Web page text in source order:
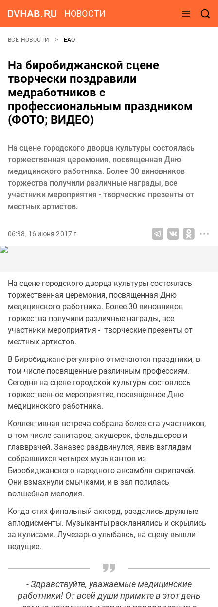
НОВОСТИ
ВСЕ НОВОСТИ ЕАО
На биробиджанской сцене
творчески поздравили
медработников с
профессиональным праздником
(ФОТО; ВИДЕО)
На сцене городского дворца культуры состоялась
торжественная церемония, посвященная Дню
медицинского работника. Более 30 виновников
торжества получили различные награды, все
участники мероприятия - творческие презенты от
местных артистов.
06:38, 16 июня 2017 г.
На сцене городского дворца культуры состоялась
торжественная церемония, посвященная Дню
медицинского работника. Более 30 виновников
торжества получили различные награды, все
участники мероприятия - творческие презенты от
местных артистов.
В Биробиджане регулярно отмечаются праздники, в
том числе посвященные различным профессиям.
Сегодня на сцене городской культуры состоялось
торжественное мероприятие, посвященное Дню
медицинского работника.
Коллективная встреча собрала более ста участников,
в том числе санитаров, акушерок, фельдшеров и
главврачей. Занавес раздвинулся, явив взглядам
собравшихся четырех музыкантов из
Биробиджанского народного ансамбля скрипачей.
Они взмахнули смычками, и в зал полилась
волшебная мелодия.
Когда стих финальный аккорд, раздались дружные
аплодисменты. Музыканты раскланялись и скрылись
за кулисами. Лучезарно улыбаясь, на сцену вышли
ведущие.
- Здравствуйте, уважаемые медицинские
работники! От всей души примите в этот день